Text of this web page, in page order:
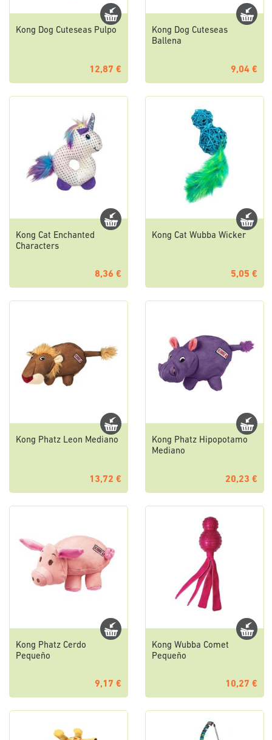
Kong Dog Cuteseas Pulpo
12,87 €
Kong Dog Cuteseas
Ballena
9,04 €
Kong Cat Enchanted
Characters
8,36 €
Kong Cat Wubba Wicker
5,05 €
Kong Phatz Leon Mediano
13,72 €
Kong Phatz Hipopotamo
Mediano
20,23 €
Kong Phatz Cerdo
Pequeño
9,17 €
Kong Wubba Comet
Pequeño
10,27 €